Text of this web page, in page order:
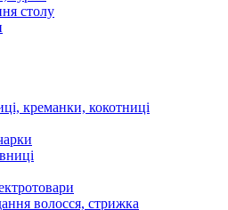
столу
креманки, кокотниці
волосся, стрижка